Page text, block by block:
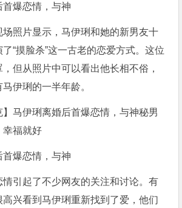
首爆恋情，与神
场照片显示，马伊琍和她的新男友十
“摸脸杀”这一古老的恋爱方式。这位
但从照片中可以看出他长相不俗，
伊琍的一半年龄。
首爆恋情，与神
情引起了不少网友的关注和讨论。有
兴看到马伊琍重新找到了爱，他们